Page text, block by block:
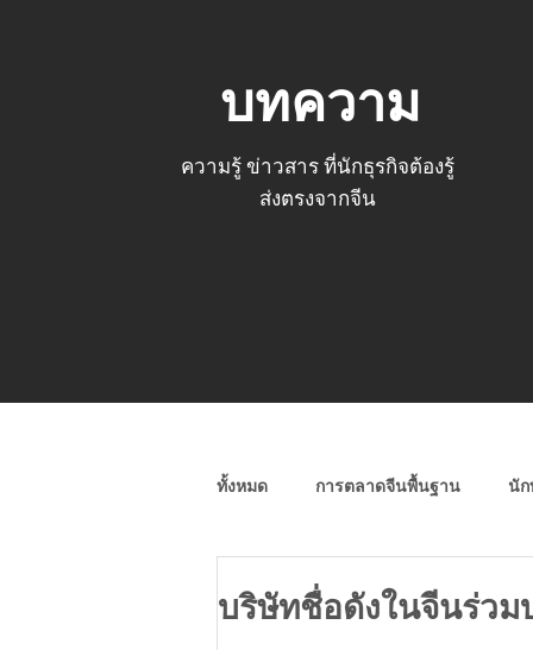
บทความ
ความรู้ ข่าวสาร ที่นักธุรกิจต้องรู้
ส่งตรงจากจีน
ทั้งหมด การตลาดจีนพื้นฐาน นัก
โซเชียลมีเดียจีน (Wechat, Weibo)
บริษัทชื่อดังในจีนร่วม